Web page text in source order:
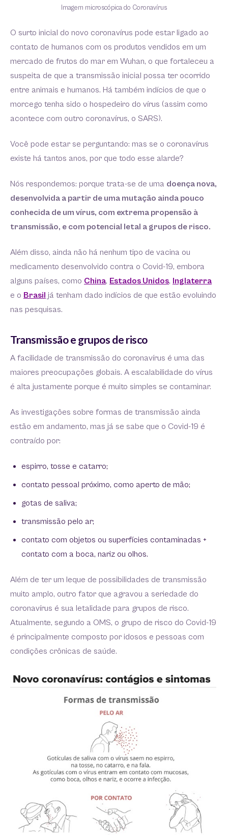
Imagem microscópica do Coronavírus
O surto inicial do novo coronavírus pode estar ligado ao
contato de humanos com os produtos vendidos em um
mercado de frutos do mar em Wuhan, o que fortaleceu a
suspeita de que a transmissão inicial possa ter ocorrido
entre animais e humanos. Há também indícios de que o
morcego tenha sido o hospedeiro do vírus (assim como
acontece com outro coronavírus, o SARS).
Você pode estar se perguntando: mas se o coronavírus
existe há tantos anos, por que todo esse alarde?
Nós respondemos: porque trata-se de uma doença nova,
desenvolvida a partir de uma mutação ainda pouco
conhecida de um vírus, com extrema propensão à
transmissão, e com potencial letal a grupos de risco.
Além disso, ainda não há nenhum tipo de vacina ou
medicamento desenvolvido contra o Covid-19, embora
alguns países, como China, Estados Unidos, Inglaterra
e o Brasil já tenham dado indícios de que estão evoluindo
nas pesquisas.
Transmissão e grupos de risco
A facilidade de transmissão do coronavírus é uma das
maiores preocupações globais. A escalabilidade do vírus
é alta justamente porque é muito simples se contaminar.
As investigações sobre formas de transmissão ainda
estão em andamento, mas já se sabe que o Covid-19 é
contraído por:
espirro, tosse e catarro;
contato pessoal próximo, como aperto de mão;
gotas de saliva;
transmissão pelo ar;
contato com objetos ou superfícies contaminadas +
contato com a boca, nariz ou olhos.
Além de ter um leque de possibilidades de transmissão
muito amplo, outro fator que agravou a seriedade do
coronavírus é sua letalidade para grupos de risco.
Atualmente, segundo a OMS, o grupo de risco do Covid-19
é principalmente composto por idosos e pessoas com
condições crônicas de saúde.